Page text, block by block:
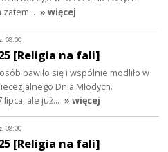
zatem… » więcej
08:00
[Religia na fali]
bawiło się i wspólnie modliło w
Dnia Młodych.
ale już… » więcej
08:00
[Religia na fali]